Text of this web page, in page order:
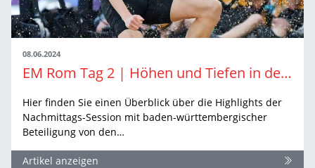
08.06.2024
EM Rom Tag 2 | Höhen und Tiefen in den (Halb-) Finals
Hier finden Sie einen Überblick über die Highlights der
Nachmittags-Session mit baden-württembergischer
Beteiligung von den…
Artikel anzeigen